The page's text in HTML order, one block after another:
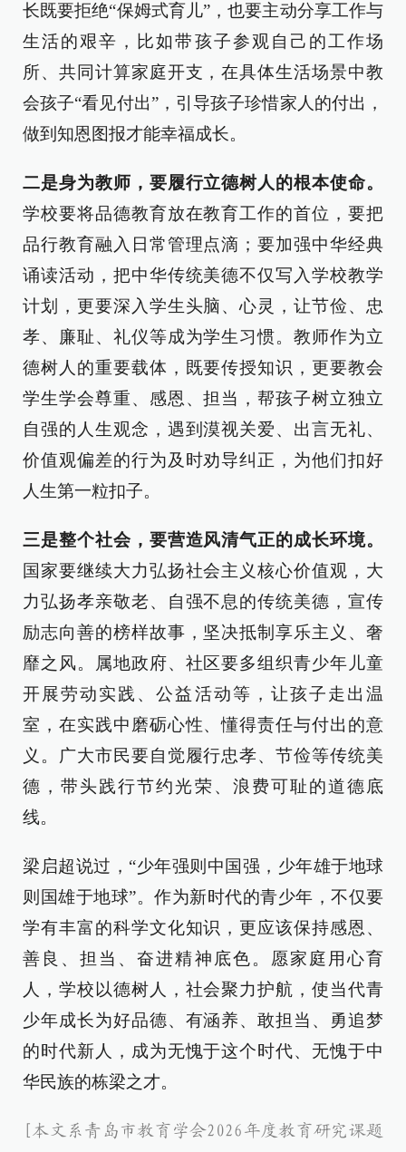
长既要拒绝“保姆式育儿”，也要主动分享工作与
生活的艰辛，比如带孩子参观自己的工作场
所、共同计算家庭开支，在具体生活场景中教
会孩子“看见付出”，引导孩子珍惜家人的付出，
做到知恩图报才能幸福成长。
二是身为教师，要履行立德树人的根本使命。
学校要将品德教育放在教育工作的首位，要把
品行教育融入日常管理点滴；要加强中华经典
诵读活动，把中华传统美德不仅写入学校教学
计划，更要深入学生头脑、心灵，让节俭、忠
孝、廉耻、礼仪等成为学生习惯。教师作为立
德树人的重要载体，既要传授知识，更要教会
学生学会尊重、感恩、担当，帮孩子树立独立
自强的人生观念，遇到漠视关爱、出言无礼、
价值观偏差的行为及时劝导纠正，为他们扣好
人生第一粒扣子。
三是整个社会，要营造风清气正的成长环境。
国家要继续大力弘扬社会主义核心价值观，大
力弘扬孝亲敬老、自强不息的传统美德，宣传
励志向善的榜样故事，坚决抵制享乐主义、奢
靡之风。属地政府、社区要多组织青少年儿童
开展劳动实践、公益活动等，让孩子走出温
室，在实践中磨砺心性、懂得责任与付出的意
义。广大市民要自觉履行忠孝、节俭等传统美
德，带头践行节约光荣、浪费可耻的道德底
线。
梁启超说过，“少年强则中国强，少年雄于地球
则国雄于地球”。作为新时代的青少年，不仅要
学有丰富的科学文化知识，更应该保持感恩、
善良、担当、奋进精神底色。愿家庭用心育
人，学校以德树人，社会聚力护航，使当代青
少年成长为好品德、有涵养、敢担当、勇追梦
的时代新人，成为无愧于这个时代、无愧于中
华民族的栋梁之才。
[本文系青岛市教育学会2026年度教育研究课题